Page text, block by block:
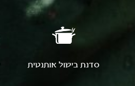
סדנת בישול אותנטית